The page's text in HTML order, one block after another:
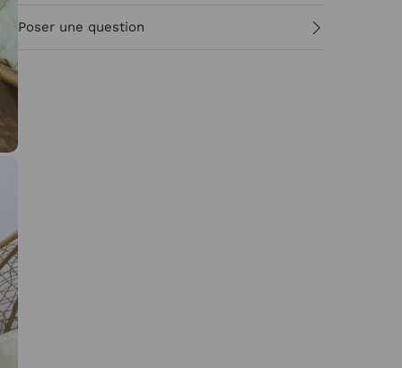
Poser une question